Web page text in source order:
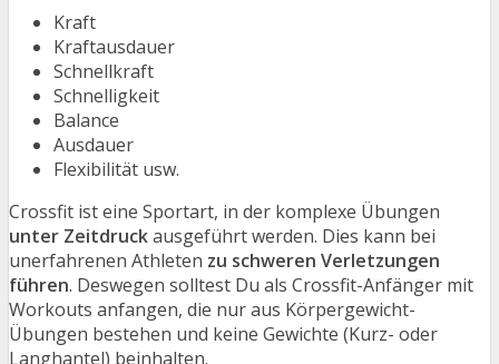
Kraft
Kraftausdauer
Schnellkraft
Schnelligkeit
Balance
Ausdauer
Flexibilität usw.
Crossfit ist eine Sportart, in der komplexe Übungen
unter Zeitdruckausgeführt werden. Dies kann bei
unerfahrenen Athleten zu schweren Verletzungen
führen. Deswegen solltest Du als Crossfit-Anfänger mit
Workouts anfangen, die nur aus Körpergewicht-
Übungen bestehen und keine Gewichte (Kurz- oder
Langhantel) beinhalten.